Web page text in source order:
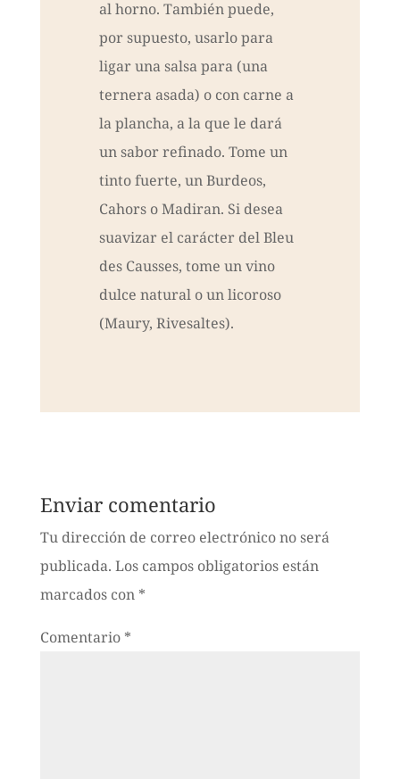
al horno. También puede,
por supuesto, usarlo para
ligar una salsa para (una
ternera asada) o con carne a
la plancha, a la que le dará
un sabor refinado. Tome un
tinto fuerte, un Burdeos,
Cahors o Madiran. Si desea
suavizar el carácter del Bleu
des Causses, tome un vino
dulce natural o un licoroso
(Maury, Rivesaltes).
Enviar comentario
Tu dirección de correo electrónico no será
publicada. Los campos obligatorios están
marcados con *
Comentario *